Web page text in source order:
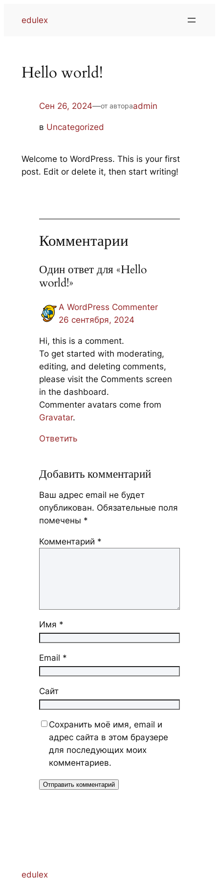
edulex
Hello world!
Сен 26, 2024—от автораadmin
в Uncategorized
Welcome to WordPress. This is your first
post. Edit or delete it, then start writing!
Комментарии
Один ответ для «Hello
world!»
A WordPress Commenter
26 сентября, 2024
Hi, this is a comment.
To get started with moderating,
editing, and deleting comments,
please visit the Comments screen
in the dashboard.
Commenter avatars come from
Gravatar.
Ответить
Добавить комментарий
Ваш адрес email не будет
опубликован. Обязательные поля
помечены *
Комментарий *
Имя *
Email *
Сайт
Сохранить моё имя, email и
адрес сайта в этом браузере
для последующих моих
комментариев.
edulex